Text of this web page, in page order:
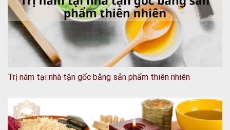
Trị nám tại nhà tận gốc bằng sản phẩm thiên nhiên